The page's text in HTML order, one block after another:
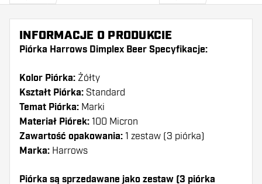
INFORMACJE O PRODUKCIE
Piórka Harrows Dimplex Beer Specyfikacje:
Kolor Piórka: Żółty
Kształt Piórka: Standard
Temat Piórka: Marki
Materiał Piórek: 100 Micron
Zawartość opakowania: 1 zestaw (3 piórka)
Marka: Harrows
Piórka są sprzedawane jako zestaw (3 piórka